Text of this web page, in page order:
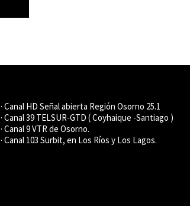
· Canal HD Señal abierta Región Osorno 25.1
· Canal 39 TELSUR-GTD ( Coyhaique -Santiago )
· Canal 9 VTR de Osorno.
· Canal 103 Surbit, en Los Ríos y Los Lagos.